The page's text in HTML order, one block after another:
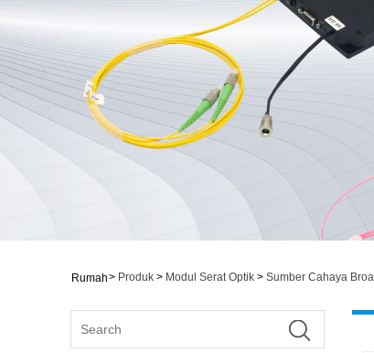
Rumah> Produk > Modul Serat Optik > Sumber Cahaya